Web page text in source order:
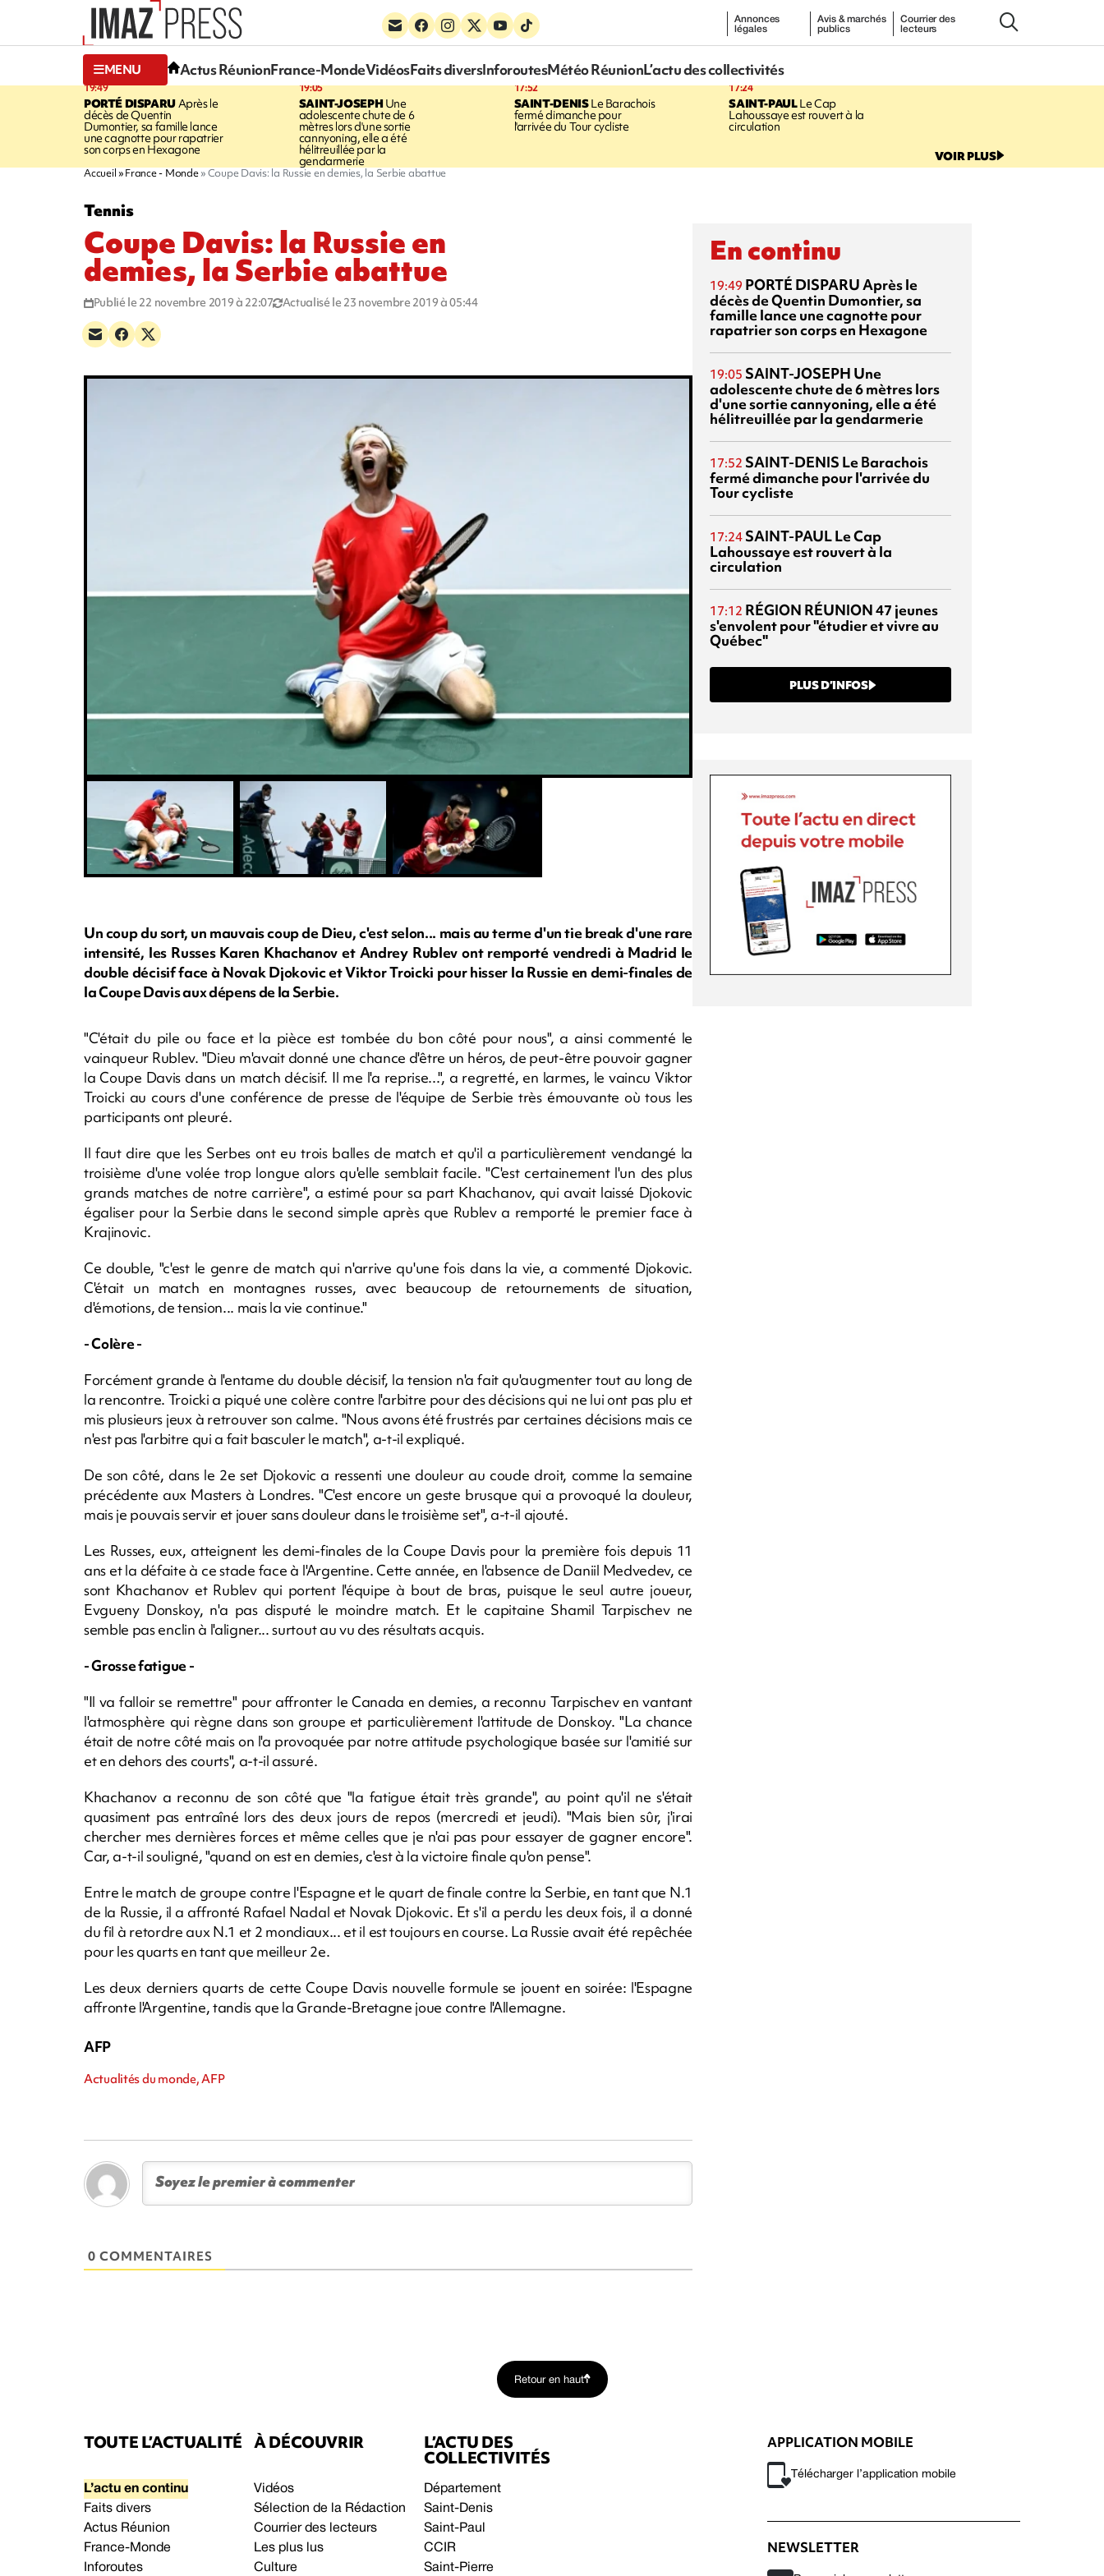
Annonces
légales
Avis & marchés
publics
Courrier des
lecteurs
MENU Actus RéunionFrance-MondeVidéosFaits diversInforoutesMétéo RéunionL’actu des collectivités
19:49
PORTÉ DISPARUAprès le
décès de Quentin
Dumontier, sa famille lance
une cagnotte pour rapatrier
son corps en Hexagone
19:05
SAINT-JOSEPHUne
adolescente chute de 6
mètres lors d'une sortie
cannyoning, elle a été
hélitreuillée par la
gendarmerie
17:52
SAINT-DENISLe Barachois
fermé dimanche pour
l'arrivée du Tour cycliste
17:24
SAINT-PAULLe Cap
Lahoussaye est rouvert à la
circulation
VOIR PLUS
Accueil France - Monde Coupe Davis: la Russie en demies, la Serbie abattue
Tennis
Coupe Davis: la Russie en
demies, la Serbie abattue
Publié le 22 novembre 2019 à 22:07 Actualisé le 23 novembre 2019 à 05:44
Un coup du sort, un mauvais coup de Dieu, c'est selon... mais au terme d'un tie break d'une rare
intensité, les Russes Karen Khachanov et Andrey Rublev ont remporté vendredi à Madrid le
double décisif face à Novak Djokovic et Viktor Troicki pour hisser la Russie en demi-finales de
la Coupe Davis aux dépens de la Serbie.
"C'était du pile ou face et la pièce est tombée du bon côté pour nous", a ainsi commenté le
vainqueur Rublev. "Dieu m'avait donné une chance d'être un héros, de peut-être pouvoir gagner
la Coupe Davis dans un match décisif. Il me l'a reprise...", a regretté, en larmes, le vaincu Viktor
Troicki au cours d'une conférence de presse de l'équipe de Serbie très émouvante où tous les
participants ont pleuré.
Il faut dire que les Serbes ont eu trois balles de match et qu'il a particulièrement vendangé la
troisième d'une volée trop longue alors qu'elle semblait facile. "C'est certainement l'un des plus
grands matches de notre carrière", a estimé pour sa part Khachanov, qui avait laissé Djokovic
égaliser pour la Serbie dans le second simple après que Rublev a remporté le premier face à
Krajinovic.
Ce double, "c'est le genre de match qui n'arrive qu'une fois dans la vie, a commenté Djokovic.
C'était un match en montagnes russes, avec beaucoup de retournements de situation,
d'émotions, de tension... mais la vie continue."
- Colère -
Forcément grande à l'entame du double décisif, la tension n'a fait qu'augmenter tout au long de
la rencontre. Troicki a piqué une colère contre l'arbitre pour des décisions qui ne lui ont pas plu et
mis plusieurs jeux à retrouver son calme. "Nous avons été frustrés par certaines décisions mais ce
n'est pas l'arbitre qui a fait basculer le match", a-t-il expliqué.
De son côté, dans le 2e set Djokovic a ressenti une douleur au coude droit, comme la semaine
précédente aux Masters à Londres. "C'est encore un geste brusque qui a provoqué la douleur,
mais je pouvais servir et jouer sans douleur dans le troisième set", a-t-il ajouté.
Les Russes, eux, atteignent les demi-finales de la Coupe Davis pour la première fois depuis 11
ans et la défaite à ce stade face à l'Argentine. Cette année, en l'absence de Daniil Medvedev, ce
sont Khachanov et Rublev qui portent l'équipe à bout de bras, puisque le seul autre joueur,
Evgueny Donskoy, n'a pas disputé le moindre match. Et le capitaine Shamil Tarpischev ne
semble pas enclin à l'aligner... surtout au vu des résultats acquis.
- Grosse fatigue -
"Il va falloir se remettre" pour affronter le Canada en demies, a reconnu Tarpischev en vantant
l'atmosphère qui règne dans son groupe et particulièrement l'attitude de Donskoy. "La chance
était de notre côté mais on l'a provoquée par notre attitude psychologique basée sur l'amitié sur
et en dehors des courts", a-t-il assuré.
Khachanov a reconnu de son côté que "la fatigue était très grande", au point qu'il ne s'était
quasiment pas entraîné lors des deux jours de repos (mercredi et jeudi). "Mais bien sûr, j'irai
chercher mes dernières forces et même celles que je n'ai pas pour essayer de gagner encore".
Car, a-t-il souligné, "quand on est en demies, c'est à la victoire finale qu'on pense".
Entre le match de groupe contre l'Espagne et le quart de finale contre la Serbie, en tant que N.1
de la Russie, il a affronté Rafael Nadal et Novak Djokovic. Et s'il a perdu les deux fois, il a donné
du fil à retordre aux N.1 et 2 mondiaux... et il est toujours en course. La Russie avait été repêchée
pour les quarts en tant que meilleur 2e.
Les deux derniers quarts de cette Coupe Davis nouvelle formule se jouent en soirée: l'Espagne
affronte l'Argentine, tandis que la Grande-Bretagne joue contre l'Allemagne.
AFP
Actualités du monde, AFP
0 COMMENTAIRES
En continu
19:49 PORTÉ DISPARUAprès le
décès de Quentin Dumontier, sa
famille lance une cagnotte pour
rapatrier son corps en Hexagone
19:05 SAINT-JOSEPH Une
adolescente chute de 6 mètres lors
d'une sortie cannyoning, elle a été
hélitreuillée par la gendarmerie
17:52 SAINT-DENIS Le Barachois
fermé dimanche pour l'arrivée du
Tour cycliste
17:24 SAINT-PAULLe Cap
Lahoussaye est rouvert à la
circulation
17:12 RÉGION RÉUNION47 jeunes
s'envolent pour "étudier et vivre au
Québec"
PLUS D’INFOS
Retour en haut
TOUTE L’ACTUALITÉ
L’actu en continu
Faits divers
Actus Réunion
France-Monde
Inforoutes
À DÉCOUVRIR
Vidéos
Sélection de la Rédaction
Courrier des lecteurs
Les plus lus
Culture
L’ACTU DES
COLLECTIVITÉS
Département
Saint-Denis
Saint-Paul
CCIR
Saint-Pierre
APPLICATION MOBILE
Télécharger l’application mobile
NEWSLETTER